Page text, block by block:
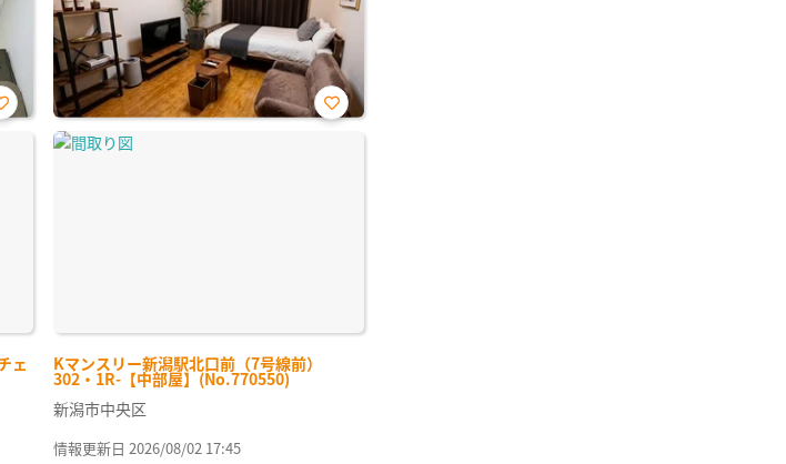
ェ Kマンスリー新潟駅北口前（7号線前）
302・1R-【中部屋】(No.770550)
お気
新潟市中央区
情報更新日 2026/08/02 17:45